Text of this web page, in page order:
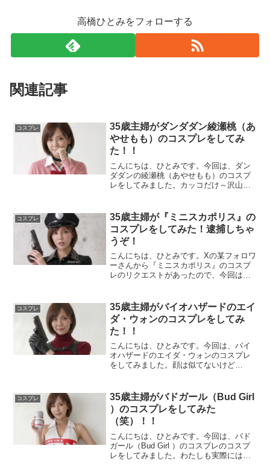
高橋ひとみをフォローする
関連記事
コスプレ
35歳主婦がダンダダン綾瀬桃（あ
やせもも）のコスプレをしてみ
た！！
こんにちは、ひとみです。今回は、ダン
ダダンの綾瀬桃（あやせもも）のコスプ
レをしてみました。カッコだけ～沢山、
フォト綾瀬桃コスプレフォト01写真をク
リックすると拡大します...
コスプレ
35歳主婦が『ミニスカポリス』の
コスプレをしてみた！逮捕しちゃ
うぞ！
こんにちは、ひとみです。Xの某フォロワ
ーさんから『ミニスカポリス』のコスプ
レのリクエストがあったので、今回は、
で撃ちますからね（笑）では、お楽しみ
下さい♪『ミニスカポリ...
コスプレ
35歳主婦がバイオハザードのエイ
ダ・ウォンのコスプレをしてみ
た！！
こんにちは、ひとみです。今回は、バイ
オハザードのエイダ・ウォンのコスプレ
をしてみました。顔は似てないけど
ンのコスプレフォトエイダ・ウォンのコ
スプレフォト01写真をクリッ...
コスプレ
35歳主婦がバドガール（Bud Girl
）のコスプレをしてみた
（笑）！！
こんにちは、ひとみです。今回は、バド
ガール（Bud Girl ）のコスプレのコスプ
レをしてみました。わたしも実際には、